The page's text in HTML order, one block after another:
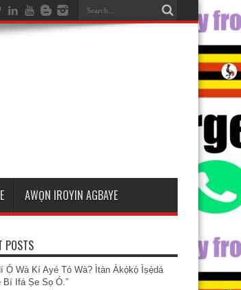
AWỌN IROYIN AGBAYE
POSTS
Ó Wà Kí Ayé Tó Wà? Ìtàn Àkọ́kọ́ Ìṣẹ̀dá
Bí Ifá Ṣe Sọ Ó.”